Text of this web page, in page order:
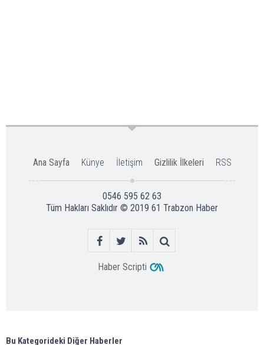
Ana Sayfa Künye İletişim Gizlilik İlkeleri RSS
0546 595 62 63
Tüm Hakları Saklıdır © 2019 61 Trabzon Haber
Haber Scripti
Bu Kategorideki Diğer Haberler